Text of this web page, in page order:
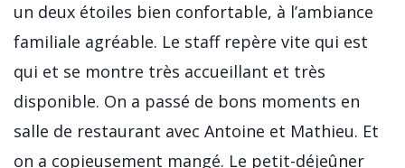
un deux étoiles bien confortable, à l’ambiance
familiale agréable. Le staff repère vite qui est
qui et se montre très accueillant et très
disponible. On a passé de bons moments en
salle de restaurant avec Antoine et Mathieu. Et
on a copieusement mangé. Le petit-déjeûner